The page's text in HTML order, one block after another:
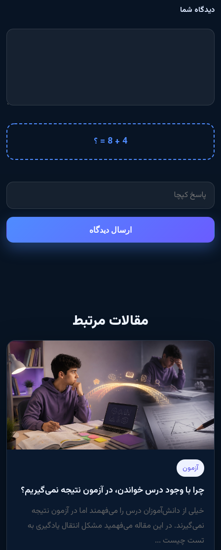
دیدگاه شما
4 + 8 = ؟
ارسال دیدگاه
مقالات مرتبط
آزمون
چرا با وجود درس خواندن، در آزمون نتیجه نمی‌گیریم؟
خیلی از دانش‌آموزان درس را می‌فهمند اما در آزمون نتیجه
نمی‌گیرند. در این مقاله می‌فهمید مشکل انتقال یادگیری به
تست چیست ...